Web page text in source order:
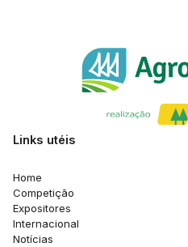
Links utéis
Home
Competição
Expositores
Internacional
Notícias